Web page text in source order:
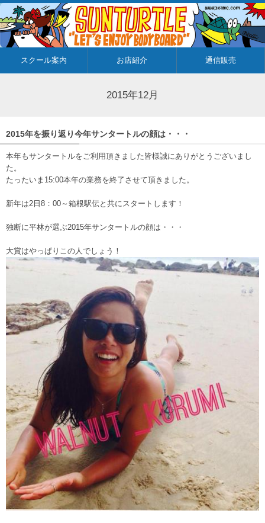
スクール案内 お店紹介 通信販売
2015年12月
2015年を振り返り今年サンタートルの顔は・・・
本年もサンタートルをご利用頂きました皆様誠にありがとうございまし
た。
たったいま15:00本年の業務を終了させて頂きました。
新年は2日8：00～箱根駅伝と共にスタートします！
独断に平林が選ぶ2015年サンタートルの顔は・・・
大賞はやっぱりこの人でしょう！